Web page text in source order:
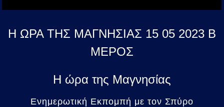
Η ΩΡΑ ΤΗΣ ΜΑΓΝΗΣΙΑΣ 15 05 2023 Β
ΜΕΡΟΣ
Η ώρα της Μαγνησίας
Ενημερωτική Εκπομπή με τον Σπύρο